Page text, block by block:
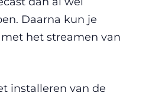
Daarna kun je
het streamen van
installeren van de